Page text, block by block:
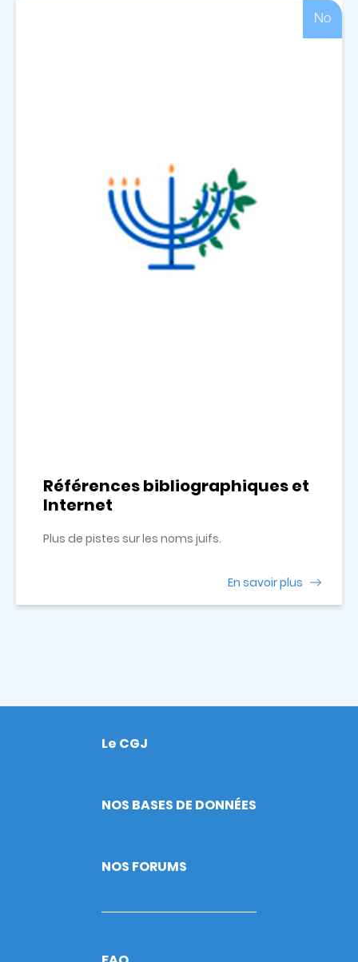
No
Références bibliographiques et
Internet
Plus de pistes sur les noms juifs.
En savoir plus
Footer
Le CGJ
NOS BASES DE DONNÉES
NOS FORUMS